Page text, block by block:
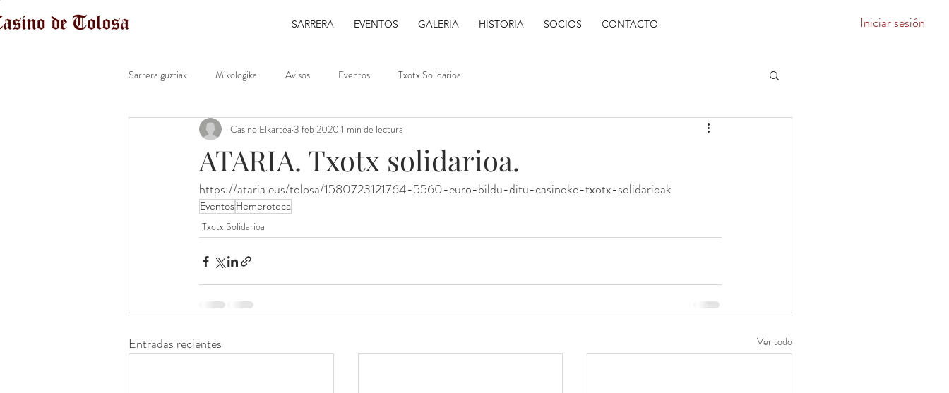
SARRERA EVENTOS GALERIA HISTORIA SOCIOS CONTACTO Iniciar sesión
Sarrera guztiak Mikologika Avisos Eventos Txotx Solidarioa
ATARIA. Txotx solidarioa.
Casino Elkartea 3 feb 2020 1 min de lectura
https://ataria.eus/tolosa/1580723121764-5560-euro-bildu-ditu-casinoko-txotx-solidarioak
EventosHemeroteca
Txotx Solidarioa
Entradas recientes Ver todo